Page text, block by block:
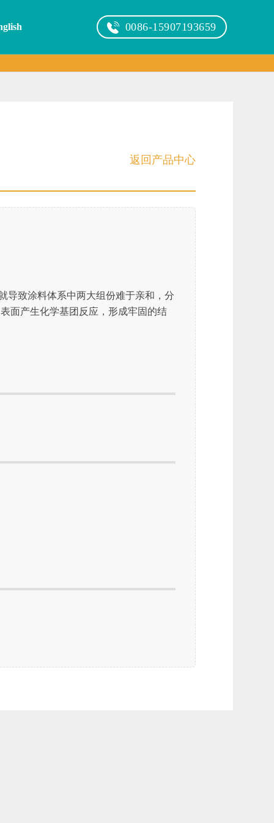
0086-15907193659
返回产品中心
致涂料体系中两大组份难于亲和，分
面产生化学基团反应，形成牢固的结